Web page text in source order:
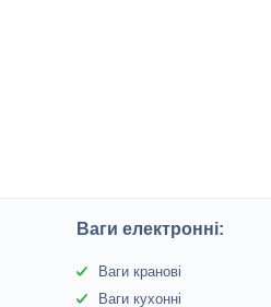
Ваги електронні:
Ваги кранові
Ваги кухонні